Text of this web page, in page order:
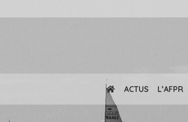
ACTUS L’AFPR